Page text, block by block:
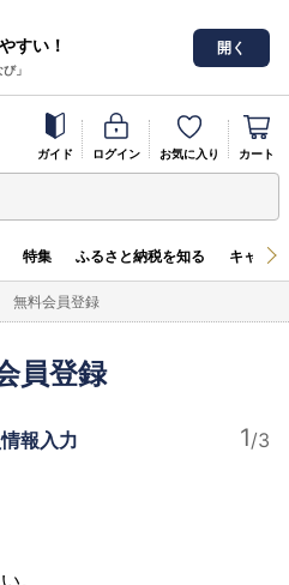
すい！
」
開く
ガイド ログイン お気に入り カート
特集 ふるさと納税を知る キャン
無料会員登録
員登録
報入力
。